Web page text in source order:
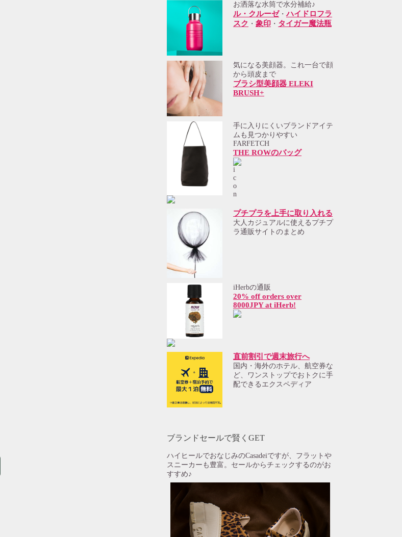
お洒落な水筒で水分補給♪
ル・クルーゼ・ハイドロフラ
スク ・象印 ・ タイガー魔法瓶
気になる美顔器。これ一台で顔
から頭皮まで
ブラシ型美顔器 ELEKI
BRUSH+
手に入りにくいブランドアイテ
ムも見つかりやすい
FARFETCH
THE ROWのバッグ
プチプラを上手に取り入れる
大人カジュアルに使えるプチプ
ラ通販サイトのまとめ
iHerbの通販
20% off orders over
8000JPY at iHerb!
直前割引で週末旅行へ
国内・海外のホテル、航空券な
ど、ワンストップでおトクに手
配できるエクスペディア
ブランドセールで賢くGET
ハイヒールでおなじみのCasadeiですが、フラットや
スニーカーも豊富。セールからチェックするのがお
すすめ♪